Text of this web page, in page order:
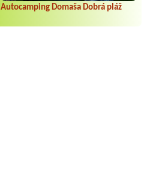
Autocamping Domaša Dobrá pláž